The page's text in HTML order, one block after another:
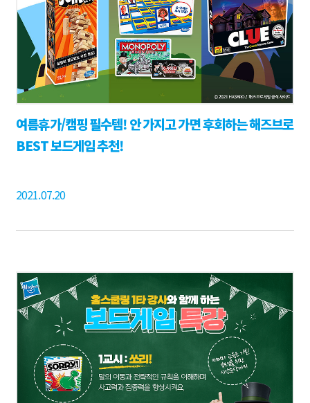
여름휴가/캠핑 필수템! 안 가지고 가면 후회하는 해즈브로
BEST 보드게임 추천!
2021.07.20